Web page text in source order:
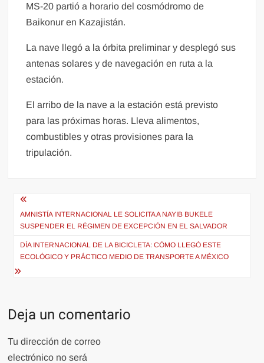
MS-20 partió a horario del cosmódromo de
Baikonur en Kazajistán.
La nave llegó a la órbita preliminar y desplegó sus
antenas solares y de navegación en ruta a la
estación.
El arribo de la nave a la estación está previsto
para las próximas horas. Lleva alimentos,
combustibles y otras provisiones para la
tripulación.
Navegación
de
entradas
AMNISTÍA INTERNACIONAL LE SOLICITA A NAYIB BUKELE
SUSPENDER EL RÉGIMEN DE EXCEPCIÓN EN EL SALVADOR
DÍA INTERNACIONAL DE LA BICICLETA: CÓMO LLEGÓ ESTE
ECOLÓGICO Y PRÁCTICO MEDIO DE TRANSPORTE A MÉXICO
Deja un comentario
Tu dirección de correo
electrónico no será